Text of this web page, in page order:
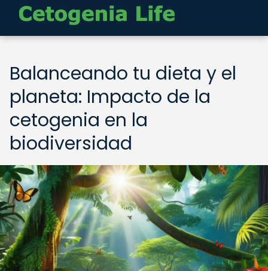
Balanceando tu dieta y el
planeta: Impacto de la
cetogenia en la
biodiversidad